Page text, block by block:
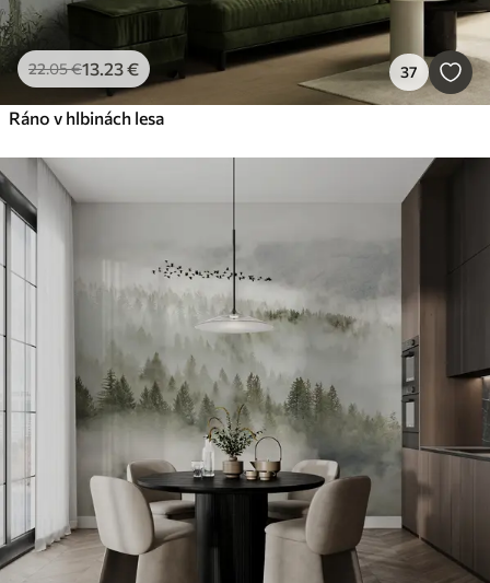
22.05€13.23€ 37
Ráno v hlbinách lesa